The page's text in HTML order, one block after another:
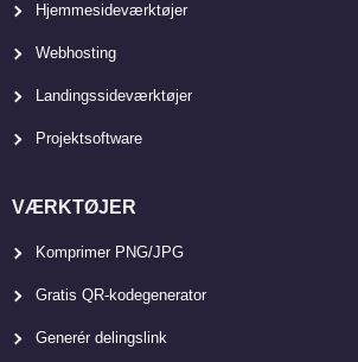
Hjemmesideværktøjer
Webhosting
Landingssideværktøjer
Projektsoftware
VÆRKTØJER
Komprimer PNG/JPG
Gratis QR-kodegenerator
Generér delingslink